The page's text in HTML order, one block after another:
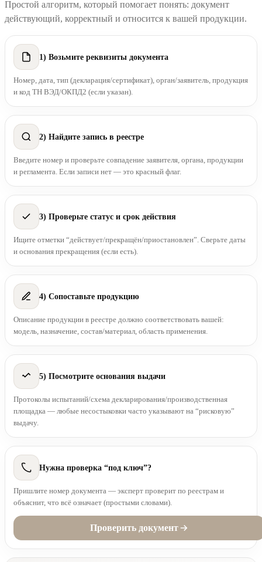
Простой алгоритм, который помогает понять: документ
действующий, корректный и относится к вашей продукции.
1) Возьмите реквизиты документа
Номер, дата, тип (декларация/сертификат), орган/заявитель, продукция
и код ТН ВЭД/ОКПД2 (если указан).
2) Найдите запись в реестре
Введите номер и проверьте совпадение заявителя, органа, продукции
и регламента. Если записи нет — это красный флаг.
3) Проверьте статус и срок действия
Ищите отметки “действует/прекращён/приостановлен”. Сверьте даты
и основания прекращения (если есть).
4) Сопоставьте продукцию
Описание продукции в реестре должно соответствовать вашей:
модель, назначение, состав/материал, область применения.
5) Посмотрите основания выдачи
Протоколы испытаний/схема декларирования/производственная
площадка — любые несостыковки часто указывают на “рисковую”
выдачу.
Нужна проверка “под ключ”?
Пришлите номер документа — эксперт проверит по реестрам и
объяснит, что всё означает (простыми словами).
Проверить документ